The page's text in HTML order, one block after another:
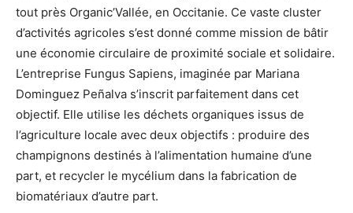
tout près Organic’Vallée, en Occitanie. Ce vaste cluster
d’activités agricoles s’est donné comme mission de bâtir
une économie circulaire de proximité sociale et solidaire.
L’entreprise Fungus Sapiens, imaginée par Mariana
Dominguez Peñalva s’inscrit parfaitement dans cet
objectif. Elle utilise les déchets organiques issus de
l’agriculture locale avec deux objectifs : produire des
champignons destinés à l’alimentation humaine d’une
part, et recycler le mycélium dans la fabrication de
biomatériaux d’autre part.